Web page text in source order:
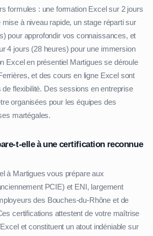
formules : une formation Excel sur 2 jours
à niveau rapide, un stage réparti sur
pour approfondir vos connaissances, et
4 jours (28 heures) pour une immersion
Excel en présentiel Martigues se déroule
et des cours en ligne Excel sont
flexibilité. Des sessions en entreprise
organisées pour les équipes des
martégales.
t-elle à une certification reconnue
à Martigues vous prépare aux
PCIE) et ENI, largement
des Bouches-du-Rhône et de
certifications attestent de votre maîtrise
et constituent un atout indéniable sur